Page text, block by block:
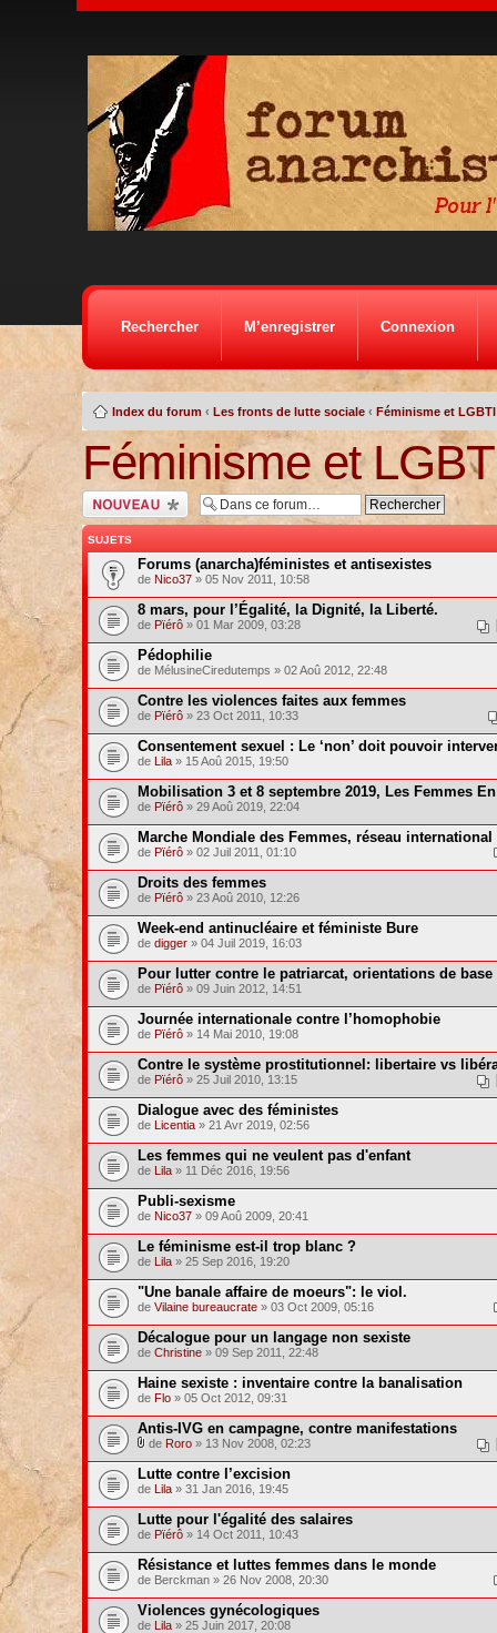
Rechercher M’enregistrer Connexion
Index du forum ‹ Les fronts de lutte sociale ‹ Féminisme et LGBTI
Féminisme et
Ecrire un nouveau
sujet
SUJETS
Forums (anarcha)féministes et antisexistes
de Nico37» 05 Nov 2011, 10:58
8 mars, pour l’Égalité, la Dignité, la Liberté.
de Pïérô» 01 Mar 2009, 03:28
Pédophilie
de MélusineCiredutemps » 02 Aoû 2012, 22:48
Contre les violences faites aux femmes
de Pïérô» 23 Oct 2011, 10:33
Consentement sexuel : Le ‘non’ doit pouvoir
de Lila» 15 Aoû 2015, 19:50
Mobilisation 3 et 8 septembre 2019, Les Femmes
de Pïérô» 29 Aoû 2019, 22:04
Marche Mondiale des Femmes, réseau international
de Pïérô» 02 Juil 2011, 01:10
Droits des femmes
de Pïérô» 23 Aoû 2010, 12:26
Week-end antinucléaire et féministe Bure
de digger» 04 Juil 2019, 16:03
Pour lutter contre le patriarcat, orientations de base
de Pïérô» 09 Juin 2012, 14:51
Journée internationale contre l’homophobie
de Pïérô» 14 Mai 2010, 19:08
Contre le système prostitutionnel: libertaire vs
de Pïérô» 25 Juil 2010, 13:15
Dialogue avec des féministes
de Licentia» 21 Avr 2019, 02:56
Les femmes qui ne veulent pas d'enfant
de Lila» 11 Déc 2016, 19:56
Publi-sexisme
de Nico37» 09 Aoû 2009, 20:41
Le féminisme est-il trop blanc ?
de Lila» 25 Sep 2016, 19:20
"Une banale affaire de moeurs": le viol.
de Vilaine bureaucrate» 03 Oct 2009, 05:16
Décalogue pour un langage non sexiste
de Christine» 09 Sep 2011, 22:48
Haine sexiste : inventaire contre la banalisation
de Flo» 05 Oct 2012, 09:31
Antis-IVG en campagne, contre manifestations
de Roro» 13 Nov 2008, 02:23
Lutte contre l’excision
de Lila» 31 Jan 2016, 19:45
Lutte pour l'égalité des salaires
de Pïérô» 14 Oct 2011, 10:43
Résistance et luttes femmes dans le monde
de Berckman » 26 Nov 2008, 20:30
Violences gynécologiques
de Lila» 25 Juin 2017, 20:08